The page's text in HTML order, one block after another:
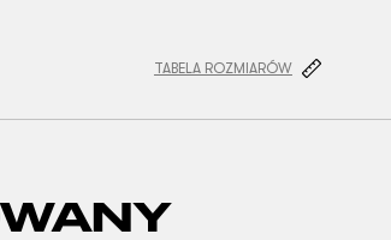
TABELA ROZMIARÓW